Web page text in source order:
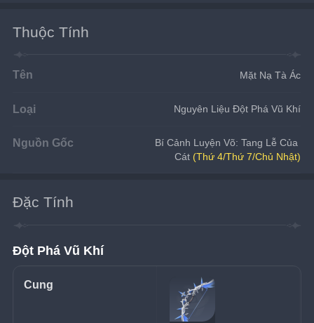
Thuộc Tính
Tên Mặt Nạ Tà Ác
Loại Nguyên Liệu Đột Phá Vũ Khí
Nguồn Gốc
Bí Cảnh Luyện Võ: Tang Lễ Của
Cát (Thứ 4/Thứ 7/Chủ Nhật)
Đặc Tính
Đột Phá Vũ Khí
Cung